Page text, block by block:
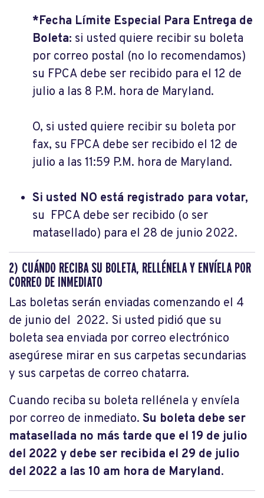
*Fecha Límite Especial Para Entrega de
Boleta: si usted quiere recibir su boleta
por correo postal (no lo recomendamos)
su FPCA debe ser recibido para el 12 de
julio a las 8 P.M. hora de Maryland.
O, si usted quiere recibir su boleta por
fax, su FPCA debe ser recibido el 12 de
julio a las 11:59 P.M. hora de Maryland.
Si usted NO está registrado para votar,
su FPCA debe ser recibido (o ser
matasellado) para el 28 de junio 2022.
2) CUÁNDO RECIBA SU BOLETA, RELLÉNELA Y ENVÍELA POR
CORREO DE INMEDIATO
Las boletas serán enviadas comenzando el 4
de junio del 2022. Si usted pidió que su
boleta sea enviada por correo electrónico
asegúrese mirar en sus carpetas secundarias
y sus carpetas de correo chatarra.
Cuando reciba su boleta rellénela y envíela
por correo de inmediato. Su boleta debe ser
matasellada no más tarde que el 19 de julio
del 2022 y debe ser recibida el 29 de julio
del 2022 a las 10 am hora de Maryland.